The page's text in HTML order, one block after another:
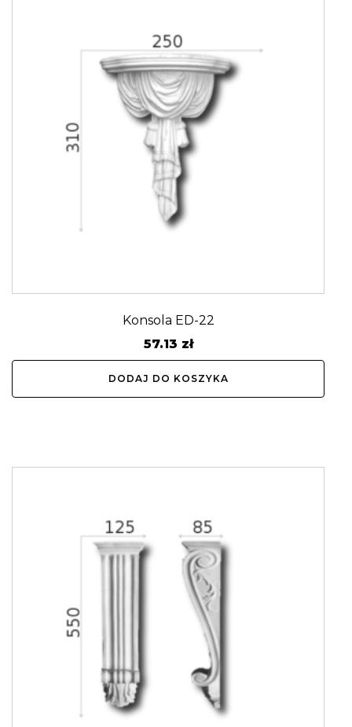
Konsola ED-22
57.13 zł
DODAJ DO KOSZYKA